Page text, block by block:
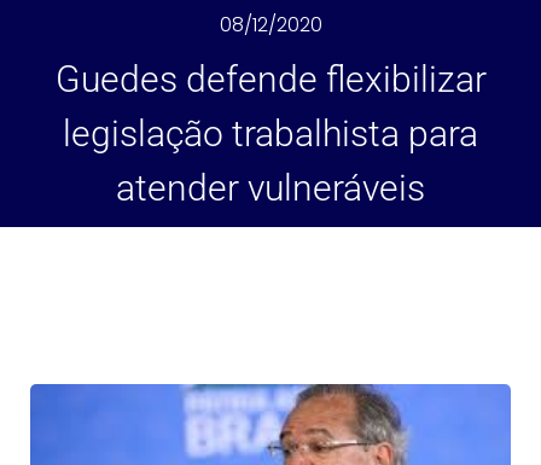
08/12/2020
Guedes defende flexibilizar
legislação trabalhista para
atender vulneráveis